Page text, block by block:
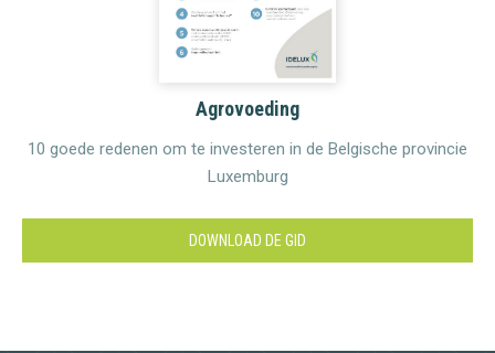
Agrovoeding
10 goede redenen om te investeren in de Belgische provincie
Luxemburg
DOWNLOAD DE GID